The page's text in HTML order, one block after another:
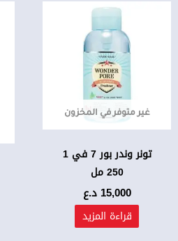
غير متوفر في المخزون
تونر وندر بور 7 في 1
250 مل
15,000 د.ع
قراءة المزيد